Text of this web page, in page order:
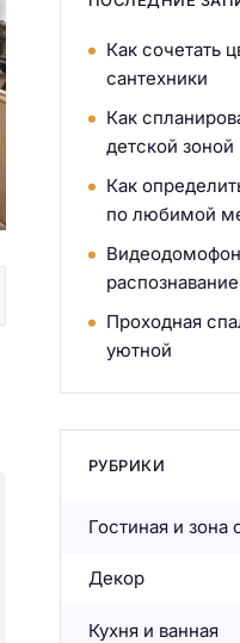
Как сочетать
сантехники
Как
детской зоной
Как
по любимой
Проходная
уютной
РУБРИКИ
Гостиная и зона
Декор
Кухня и ванная